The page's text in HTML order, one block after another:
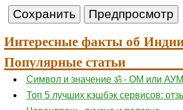
Интересные факты об
Популярные статьи
Символ и значение ॐ - ОМ или АУМ
Топ 5 лучших кэшбэк сервисов: